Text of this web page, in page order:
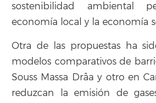
sostenibilidad ambiental
economía local y la economía
Otra de las propuestas ha
modelos comparativos de
Souss Massa Drâa y otro en
reduzcan la emisión de